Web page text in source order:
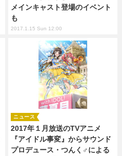
メインキャスト登場のイベント
も
2017.1.15 Sun 12:00
2017年１月放送のTVアニメ
『アイドル事変』からサウンド
プロデュース・つんく♂による
ニュース